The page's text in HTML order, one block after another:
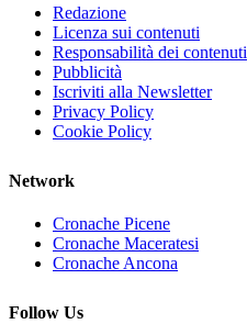
Redazione
Licenza sui contenuti
Responsabilità dei contenuti
Pubblicità
Iscriviti alla Newsletter
Privacy Policy
Cookie Policy
Network
Cronache Picene
Cronache Maceratesi
Cronache Ancona
Follow Us